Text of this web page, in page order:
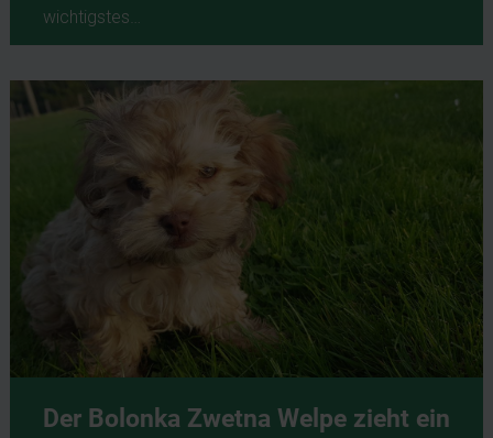
wichtigstes…
Der Bolonka Zwetna Welpe zieht ein